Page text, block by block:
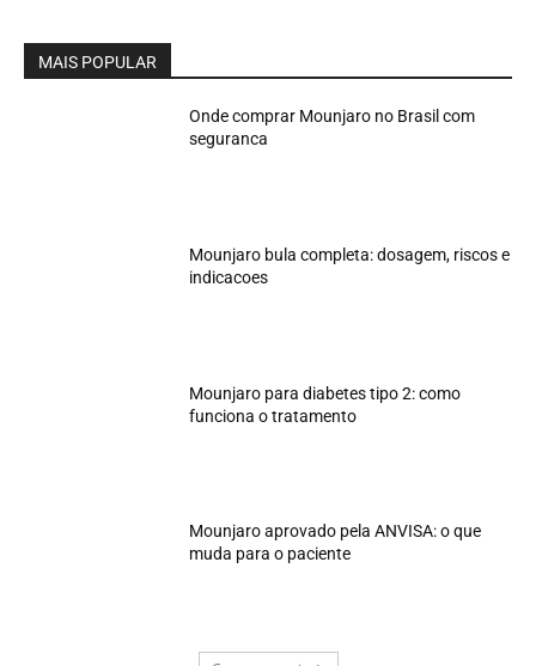
MAIS POPULAR
Onde comprar Mounjaro no Brasil com
seguranca
Mounjaro bula completa: dosagem, riscos e
indicacoes
Mounjaro para diabetes tipo 2: como
funciona o tratamento
Mounjaro aprovado pela ANVISA: o que
muda para o paciente